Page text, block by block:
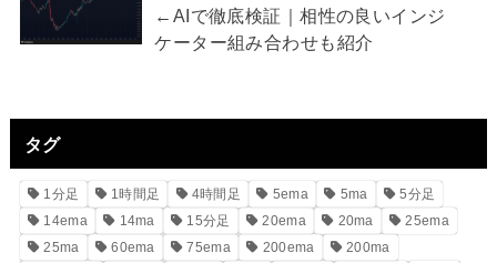
←AIで徹底検証｜相性の良いインジ
ケーター組み合わせも紹介
タグ
1分足 1時間足 4時間足 5ema 5ma
5分足
14ema
14ma 15分足 20ema 20ma
25ema
25ma
60ema 75ema 200ema 200ma